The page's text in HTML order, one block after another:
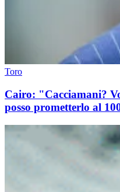
Toro
Cairo: "Cacciamani?
posso prometterlo al